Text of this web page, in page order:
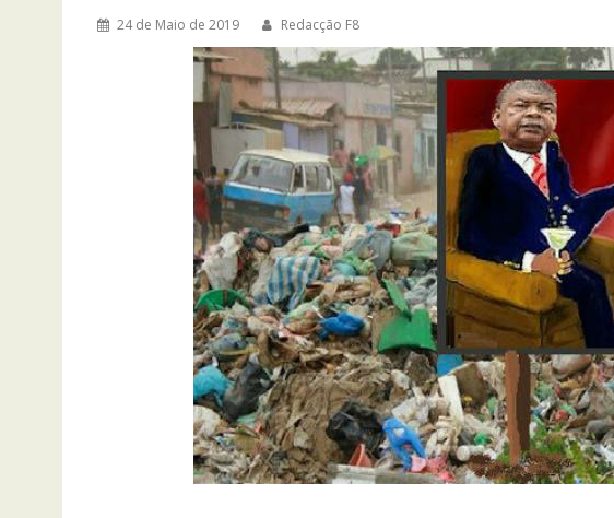
24 de Maio de 2019 Redacção F8